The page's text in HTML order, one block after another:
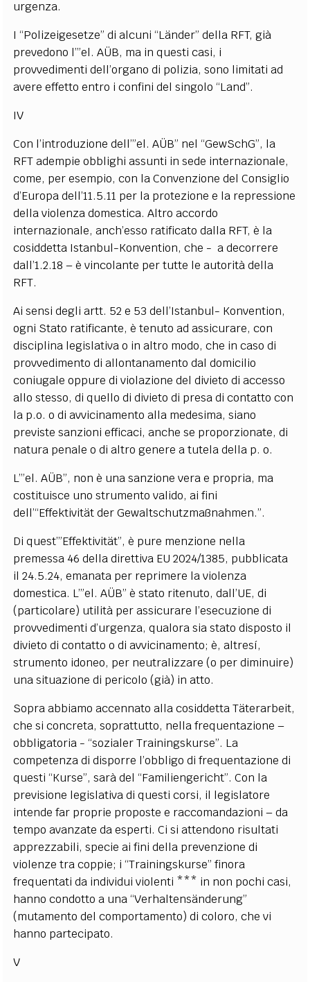
urgenza.
I “Polizeigesetze” di alcuni “Länder” della RFT, già
prevedono l’”el. AÜB, ma in questi casi, i
provvedimenti dell’organo di polizia, sono limitati ad
avere effetto entro i confini del singolo “Land”.
IV
Con l’introduzione dell’”el. AÜB” nel “GewSchG”, la
RFT adempie obblighi assunti in sede internazionale,
come, per esempio, con la Convenzione del Consiglio
d’Europa dell’11.5.11 per la protezione e la repressione
della violenza domestica. Altro accordo
internazionale, anch’esso ratificato dalla RFT, è la
cosiddetta Istanbul-Konvention, che - a decorrere
dall’1.2.18 – è vincolante per tutte le autorità della
RFT.
Ai sensi degli artt. 52 e 53 dell’Istanbul- Konvention,
ogni Stato ratificante, è tenuto ad assicurare, con
disciplina legislativa o in altro modo, che in caso di
provvedimento di allontanamento dal domicilio
coniugale oppure di violazione del divieto di accesso
allo stesso, di quello di divieto di presa di contatto con
la p.o. o di avvicinamento alla medesima, siano
previste sanzioni efficaci, anche se proporzionate, di
natura penale o di altro genere a tutela della p. o.
L’”el. AÜB”, non è una sanzione vera e propria, ma
costituisce uno strumento valido, ai fini
dell’“Effektivität der Gewaltschutzmaßnahmen.”.
Di quest’”Effektivität”, è pure menzione nella
premessa 46 della direttiva EU 2024/1385, pubblicata
il 24.5.24, emanata per reprimere la violenza
domestica. L’”el. AÜB” è stato ritenuto, dall’UE, di
(particolare) utilità per assicurare l’esecuzione di
provvedimenti d’urgenza, qualora sia stato disposto il
divieto di contatto o di avvicinamento; è, altresí,
strumento idoneo, per neutralizzare (o per diminuire)
una situazione di pericolo (già) in atto.
Sopra abbiamo accennato alla cosiddetta Täterarbeit,
che si concreta, soprattutto, nella frequentazione –
obbligatoria - “sozialer Trainingskurse”. La
competenza di disporre l’obbligo di frequentazione di
questi “Kurse”, sarà del “Familiengericht”. Con la
previsione legislativa di questi corsi, il legislatore
intende far proprie proposte e raccomandazioni – da
tempo avanzate da esperti. Ci si attendono risultati
apprezzabili, specie ai fini della prevenzione di
violenze tra coppie; i “Trainingskurse” finora
frequentati da individui violenti *** in non pochi casi,
hanno condotto a una “Verhaltensänderung”
(mutamento del comportamento) di coloro, che vi
hanno partecipato.
V